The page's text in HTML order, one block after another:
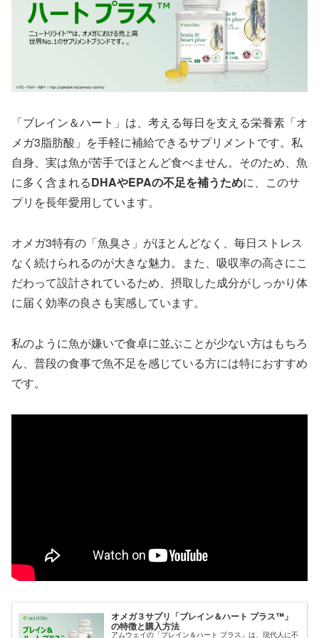
「ブレイン＆ハート」は、考える毎日を支える栄養素「オ
メガ3脂肪酸」を手軽に補給できるサプリメントです。私
自身、実は魚が苦手でほとんど食べません。そのため、魚
に多く含まれるDHAやEPAの不足を補うために、このサ
プリを長年愛用しています。
オメガ3特有の「魚臭さ」がほとんどなく、毎日ストレス
なく続けられるのが大きな魅力。また、吸収率の高さにこ
だわって設計されているため、摂取した成分がしっかり体
に届く効率の良さも実感しています。
私のように魚が嫌いで食卓に並ぶことが少ない方はもちろ
ん、普段の食事で魚不足を感じている方には特におすすめ
です。
オメガ３サプリ「ブレイン＆ハート プラス™」
の特徴と購入方法
アムウェイの「ブレイン＆ハート プラス」は、現代人に不